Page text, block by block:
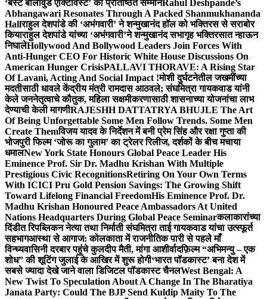
‘बेस्ट बॉलीवुड एक्टिविस्ट’ का प्रतिष्ठित सम्मानRahul Deshpande’s
Abhangawari Resonates Through A Packed Shanmukhananda
Hallराहुल देशपांडे की ‘अभंगवारी’ ने शन्मुखानंद हॉल को भक्तिरस से सराबोर
कियाराहुल देशपांडे यांच्या ‘अभंगवारी’ने शन्मुखानंद सभागृह भक्तिरसात न्हाऊन
निघालेHollywood And Bollywood Leaders Join Forces With
Anti-Hunger CEO For Historic White House Discussions On
American Hunger CrisisPALLAVI THORAVE: A Rising Star
Of Lavani, Acting And Social Impact !मोशी दुर्घटनेतील जखमींच्या
मदतीसाठी धावले केंद्रीय मंत्री रामदास आठवले; संघमित्रा गायकवाड यांनी
केले जननेतृत्वाचे कौतुक, महिला सक्षमीकरणासाठी शासनाच्या योजनांचा लाभ
देण्याची केली मागणीRAJESHH DATTATRYA BHUJLE The Art
Of Being Unforgettable Some Men Follow Trends. Some Men
Create Themविजय यादव के निर्देशन में बनी प्रेम सिंह और रक्षा गुप्ता की
भोजपुरी फिल्म ‘जोरू का गुलाम’ का ट्रेलर रिलीज, दर्शकों के बीच मचाया
धमालNew York State Honours Global Peace Leader His
Eminence Prof. Sir Dr. Madhu Krishan With Multiple
Prestigious Civic RecognitionsRetiring On Your Own Terms
With ICICI Pru Gold Pension Savings: The Growing Shift
Toward Lifelong Financial FreedomHis Eminence Prof. Dr.
Madhu Krishan Honoured Peace Ambassadors At United
Nations Headquarters During Global Peace Seminarकलाकारांच्या
दिंडीत रिपब्लिकन नेत्या तथा निर्माती संघमित्रा ताई गायकवाड यांचा उत्स्फूर्त
सहभागआस्था से आगाज: कोलकाता में राजनीतिक पारी से पहले माँ
विन्ध्यवासिनी दरबार पहुंचे कुलदीप मैती, मांगा आशीर्वादफ़िल्म “अभिमन्यु – एक
शोध” की शूटिंग जुलाई के आखिर में शुरू होगी‘भारत पॉडकास्ट’ बना देश में
सबसे ज्यादा देखे जाने वाला डिजिटल पॉडकास्ट चैनलWest Bengal: A
New Twist To Speculation About A Change In The Bharatiya
Janata Party: Could The BJP Send Kuldip Maity To The